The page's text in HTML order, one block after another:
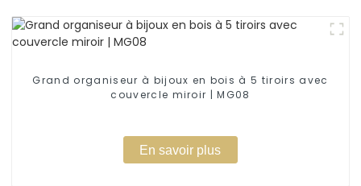
Grand organiseur à bijoux en bois à 5 tiroirs avec
couvercle miroir | MG08
En savoir plus